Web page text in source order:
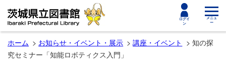
ログイ
ン
toggle
メニュ
ー
ホーム お知らせ・イベント・展示 講座・イベント
知の探
究セミナー「知能ロボティクス入門」